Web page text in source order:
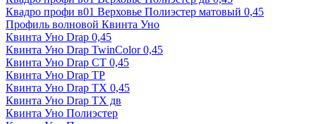
Квадро профи в01 Верховье Полиэстер матовый 0,45
Профиль волновой Квинта Уно
Квинта Уно Drap 0,45
Квинта Уно Drap TwinColor 0,45
Квинта Уно Drap СТ 0,45
Квинта Уно Drap ТР
Квинта Уно Drap ТХ 0,45
Квинта Уно Drap ТХ дв
Квинта Уно Полиэстер